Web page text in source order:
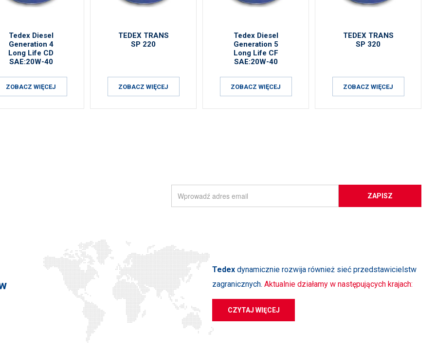
Tedex Diesel
Generation 4
Long Life CD
SAE:20W-40
ZOBACZ WIĘCEJ
TEDEX TRANS
SP 220
ZOBACZ WIĘCEJ
Tedex Diesel
Generation 5
Long Life CF
SAE:20W-40
ZOBACZ WIĘCEJ
TEDEX TRANS
SP 320
ZOBACZ WIĘCEJ
ZAPISZ
Tedex dynamicznie rozwija również sieć przedstawicielstw
zagranicznych. Aktualnie działamy w następujących krajach:
CZYTAJ WIĘCEJ